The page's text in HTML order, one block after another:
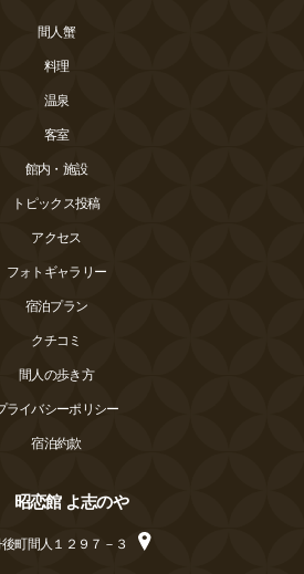
間人蟹
料理
温泉
客室
館内・施設
トピックス投稿
アクセス
フォトギャラリー
宿泊プラン
クチコミ
間人の歩き方
ライバシーポリシー
宿泊約款
昭恋館 よ志のや
町間人１２９７－３